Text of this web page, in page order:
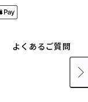
よくあるご質問